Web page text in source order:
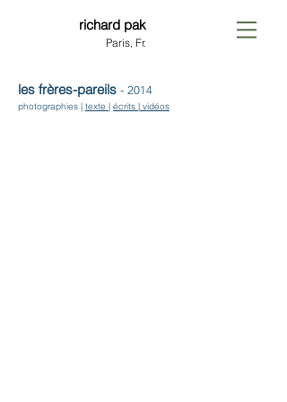
richard pak
Paris, Fr.
les frères-pareils - 2014
photographies | texte | écrits | vidéos